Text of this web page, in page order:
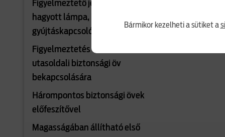
Figyelmeztető jelzések: égve
hagyott lámpa, kulcs a
gyújtáskapcsolóban, ajtó nyitva
Figyelmeztetés vezető- és
utasoldali biztonsági öv
bekapcsolására
Hárompontos biztonsági övek
előfeszítővel
Magasságában állítható első
Bármikor kezelheti a sütiket a